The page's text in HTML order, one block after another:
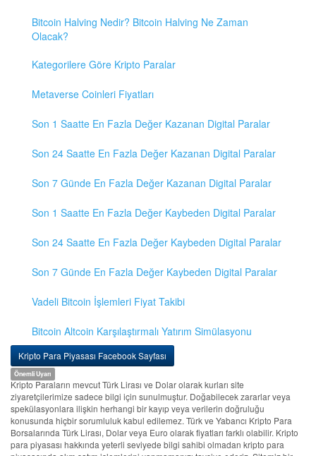
Bitcoin Halving Nedir? Bitcoin Halving Ne Zaman
Olacak?
Kategorilere Göre Kripto Paralar
Metaverse Coinleri Fiyatları
Son 1 Saatte En Fazla Değer Kazanan Digital Paralar
Son 24 Saatte En Fazla Değer Kazanan Digital Paralar
Son 7 Günde En Fazla Değer Kazanan Digital Paralar
Son 1 Saatte En Fazla Değer Kaybeden Digital Paralar
Son 24 Saatte En Fazla Değer Kaybeden Digital Paralar
Son 7 Günde En Fazla Değer Kaybeden Digital Paralar
Vadeli Bitcoin İşlemleri Fiyat Takibi
Bitcoin Altcoin Karşılaştırmalı Yatırım Simülasyonu
Kripto Para Piyasası Facebook Sayfası
Önemli Uyarı
Kripto Paraların mevcut Türk Lirası ve Dolar olarak kurları site
ziyaretçilerimize sadece bilgi için sunulmuştur. Doğabilecek zararlar veya
spekülasyonlara ilişkin herhangi bir kayıp veya verilerin doğruluğu
konusunda hiçbir sorumluluk kabul edilemez. Türk ve Yabancı Kripto Para
Borsalarında Türk Lirası, Dolar veya Euro olarak fiyatları farklı olabilir. Kripto
para piyasası hakkında yeterli seviyede bilgi sahibi olmadan kripto para